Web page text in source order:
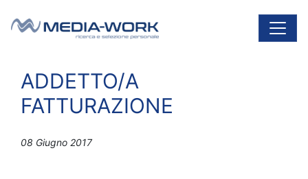
Navigazione principale
ADDETTO/A
FATTURAZIONE
08 Giugno 2017